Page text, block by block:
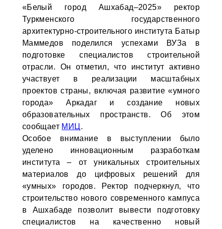
«Белый город Ашхабад–2025» ректор
Туркменского государственного
архитектурно-строительного института Батыр
Маммедов поделился успехами ВУЗа в
подготовке специалистов строительной
отрасли. Он отметил, что институт активно
участвует в реализации масштабных
проектов страны, включая развитие «умного
города» Аркадаг и создание новых
образовательных пространств. Об этом
сообщает МИЦ .
Особое внимание в выступлении было
уделено инновационным разработкам
института – от уникальных строительных
материалов до цифровых решений для
«умных» городов. Ректор подчеркнул, что
строительство нового современного кампуса
в Ашхабаде позволит вывести подготовку
специалистов на качественно новый